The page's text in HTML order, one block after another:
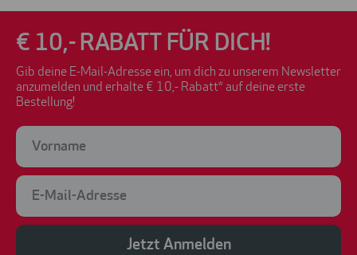
€ 10,- RABATT FÜR DICH!
Gib deine E-Mail-Adresse ein, um dich zu unserem Newsletter
anzumelden und erhalte € 10,- Rabatt* auf deine erste
Bestellung!
Jetzt Anmelden